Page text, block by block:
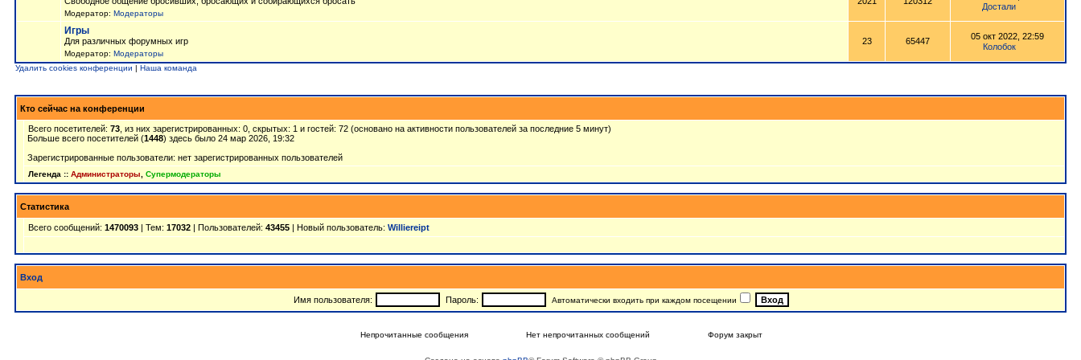
Модератор: Модераторы
Достали
Игры
Для различных форумных игр
Модератор: Модераторы
23 65447
05 окт 2022, 22:59
Колобок
Удалить cookies конференции | Наша команда
Кто сейчас на конференции
Всего посетителей: 73 , из них зарегистрированных: 0, скрытых: 1 и гостей: 72 (основано на активности пользователей за последние 5 минут)
Больше всего посетителей (1448) здесь было 24 мар 2026, 19:32
Зарегистрированные пользователи: нет зарегистрированных пользователей
Легенда :: Администраторы Супермодераторы
Статистика
Всего сообщений: 1470093 | Тем: 17032 | Пользователей: 43455 | Новый пользователь: Williereipt
Вход
Имя пользователя: Пароль: Автоматически входить при каждом посещении
Непрочитанные сообщения Нет непрочитанных сообщений Форум закрыт